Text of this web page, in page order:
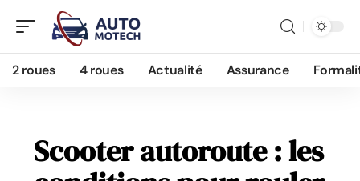
2 roues 4 roues Actualité Assurance
Scooter autoroute : les